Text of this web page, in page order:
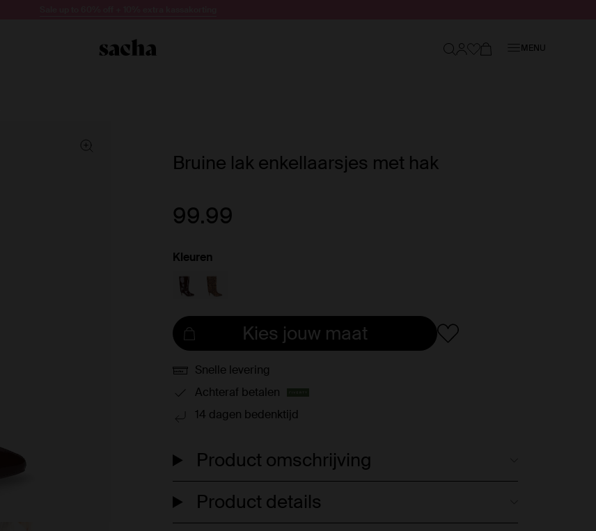
MENU
Bruine lak enkellaarsjes met hak
99.99
Kleuren
Kies jouw maat
Snelle levering
Achteraf betalen
14 dagen bedenktijd
Product omschrijving
Product details